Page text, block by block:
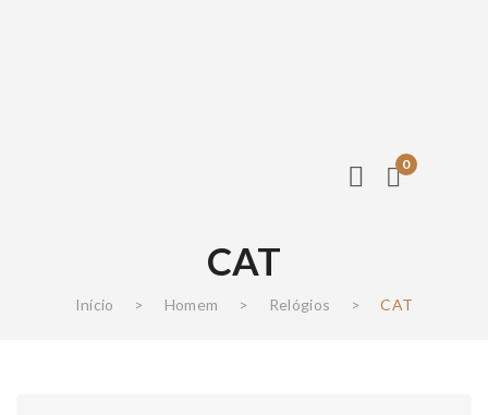
0
CAT
Início > Homem > Relógios > CAT